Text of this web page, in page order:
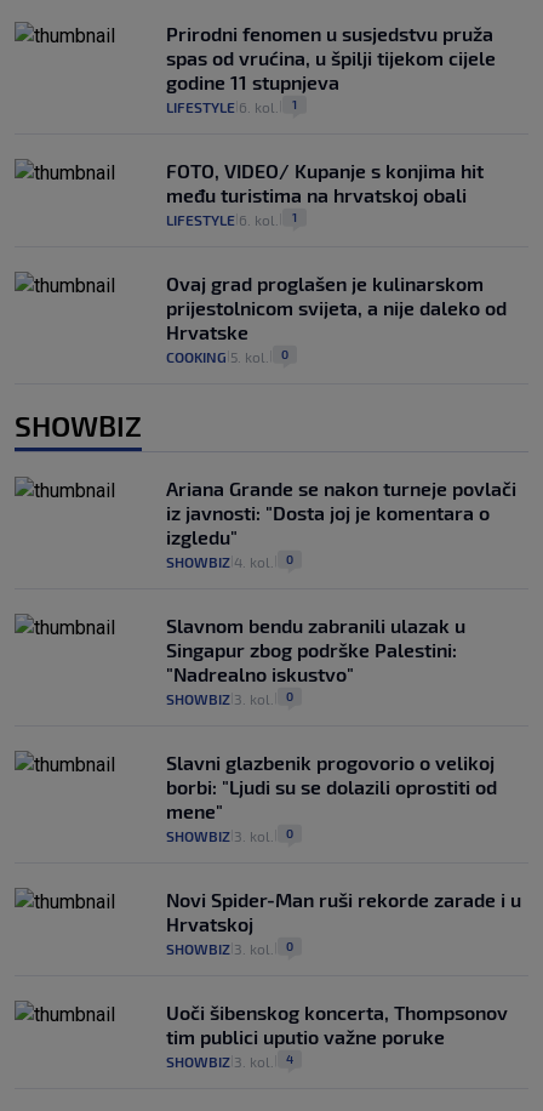
Prirodni fenomen u susjedstvu pruža
spas od vrućina, u špilji tijekom cijele
godine 11 stupnjeva
LIFESTYLE 6. kol. 1
FOTO, VIDEO/ Kupanje s konjima hit
među turistima na hrvatskoj obali
LIFESTYLE 6. kol. 1
Ovaj grad proglašen je kulinarskom
prijestolnicom svijeta, a nije daleko od
Hrvatske
COOKING 5. kol. 0
SHOWBIZ
Ariana Grande se nakon turneje povlači
iz javnosti: "Dosta joj je komentara o
izgledu"
SHOWBIZ 4. kol. 0
Slavnom bendu zabranili ulazak u
Singapur zbog podrške Palestini:
"Nadrealno iskustvo"
SHOWBIZ 3. kol. 0
Slavni glazbenik progovorio o velikoj
borbi: "Ljudi su se dolazili oprostiti od
mene"
SHOWBIZ 3. kol. 0
Novi Spider-Man ruši rekorde zarade i u
Hrvatskoj
SHOWBIZ 3. kol. 0
Uoči šibenskog koncerta, Thompsonov
tim publici uputio važne poruke
SHOWBIZ 3. kol. 4